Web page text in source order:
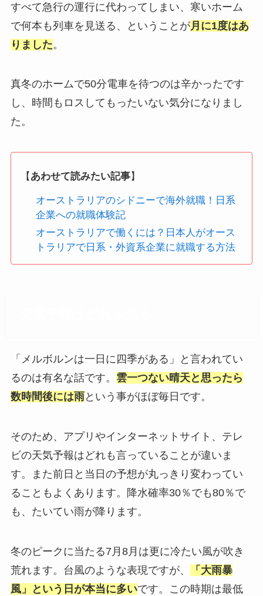
すべて急行の運行に代わってしまい、寒いホーム
で何本も列車を見送る、ということが月に1度はあ
りました。
真冬のホームで50分電車を待つのは辛かったです
し、時間もロスしてもったいない気分になりまし
た。
【 あわせて読みたい記事】
オーストラリアのシドニーで海外就職！日系
企業への就職体験記
オーストラリアで働くには？日本人がオース
トラリアで日系・外資系企業に就職する方法
「メルボルンは一日に四季がある」と言われてい
るのは有名な話です。 雲一つない晴天と思ったら
数時間後には雨という事がほぼ毎日です。
そのため、アプリやインターネットサイト、テレ
ビの天気予報はどれも言っていることが違いま
す。また前日と当日の予想が丸っきり変わってい
ることもよくあります。降水確率30％でも80％で
も、たいてい雨が降ります。
冬のピークに当たる7月8月は更に冷たい風が吹き
荒れます。台風のような表現ですが、
「大雨暴
風」という日が本当に多いです。この時期は最低